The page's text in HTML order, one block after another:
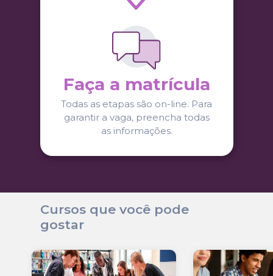
Faça a matrícula
Todas as etapas são on-line. Para
garantir a vaga, preencha todas
as informações.
Cursos que você pode
gostar